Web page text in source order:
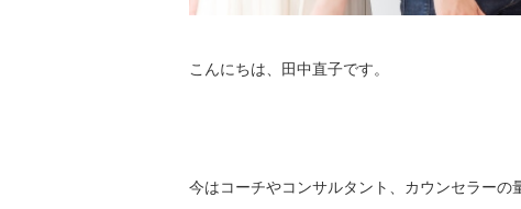
こんにちは、田中直子です。
今はコーチやコンサルタント、カウンセラーの